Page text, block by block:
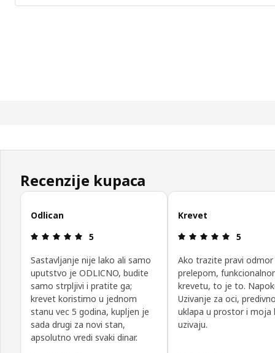
Recenzije kupaca
Preskoči recenzije kupaca
Odlican
Pregled: 5 od mogućih 5 zvezdica.
5
Sastavljanje nije lako ali samo
uputstvo je ODLICNO, budite
samo strpljivi i pratite ga;
krevet koristimo u jednom
stanu vec 5 godina, kupljen je
sada drugi za novi stan,
apsolutno vredi svaki dinar.
Krevet
Pregled:
5
Ako trazite pravi odmor
prelepom,
krevetu, to je to.
Uzivanje za oci,
uklapa u prostor i moja
uzivaju.